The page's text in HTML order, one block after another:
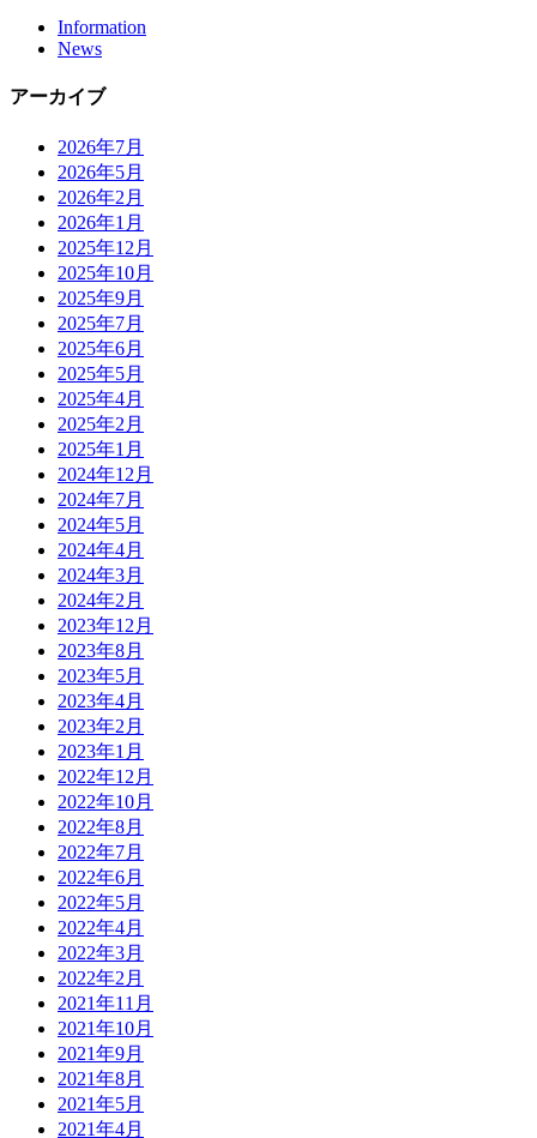
Information
News
アーカイブ
2026年7月
2026年5月
2026年2月
2026年1月
2025年12月
2025年10月
2025年9月
2025年7月
2025年6月
2025年5月
2025年4月
2025年2月
2025年1月
2024年12月
2024年7月
2024年5月
2024年4月
2024年3月
2024年2月
2023年12月
2023年8月
2023年5月
2023年4月
2023年2月
2023年1月
2022年12月
2022年10月
2022年8月
2022年7月
2022年6月
2022年5月
2022年4月
2022年3月
2022年2月
2021年11月
2021年10月
2021年9月
2021年8月
2021年5月
2021年4月